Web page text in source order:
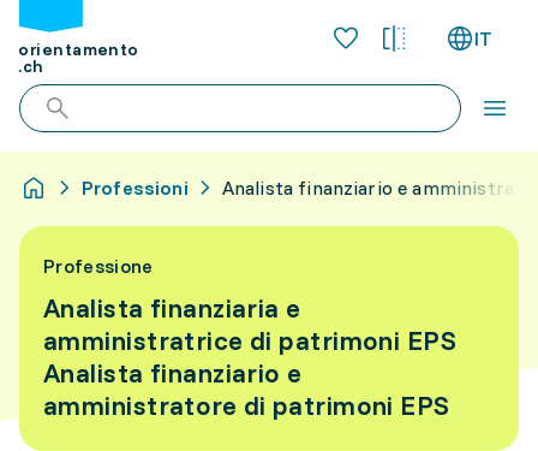
orientamento
.ch
IT
Professioni Analista finanziario e
Professione
Analista finanziaria e
amministratrice di patrimoni EPS
Analista finanziario e
amministratore di patrimoni EPS